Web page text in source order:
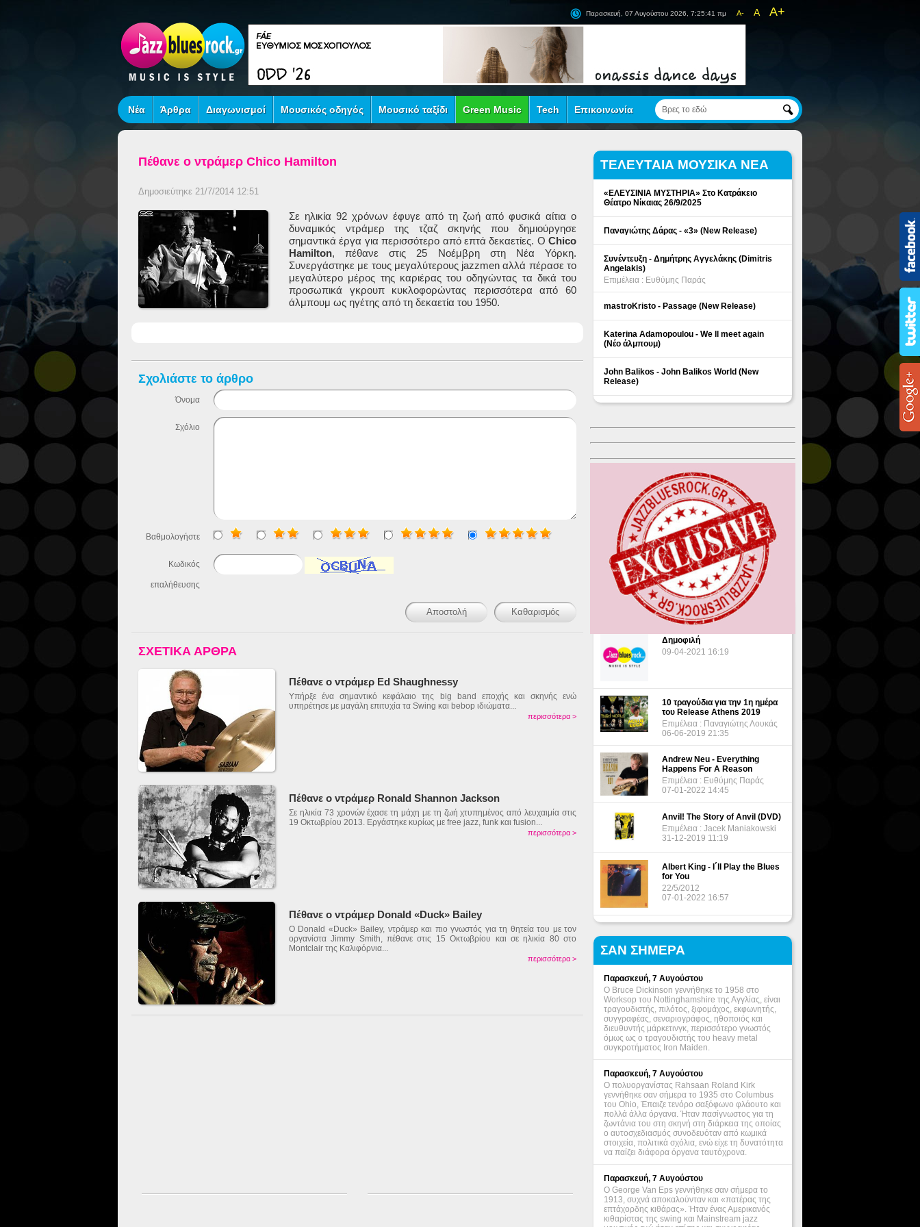
A- A A+
Παρασκευή, 07 Αυγούστου 2026, 7:25:41 πμ
Νέα Άρθρα Διαγωνισμοί Μουσικός οδηγός Μουσικό ταξίδι Green Music Tech Επικοινωνία
Πέθανε ο ντράμερ Chico Hamilton
Δημοσιεύτηκε 21/7/2014 12:51
Σε ηλικία 92 χρόνων έφυγε από τη ζωή από φυσικά αίτια ο
δυναμικός ντράμερ της τζαζ σκηνής που δημιούργησε
σημαντικά έργα για περισσότερο από επτά δεκαετίες. Ο Chico
Hamilton, πέθανε στις 25 Νοέμβρη στη Νέα Υόρκη.
Συνεργάστηκε με τους μεγαλύτερους jazzmen αλλά πέρασε το
μεγαλύτερο μέρος της καριέρας του οδηγώντας τα δικά του
προσωπικά γκρουπ κυκλοφορώντας περισσότερα από 60
άλμπουμ ως ηγέτης από τη δεκαετία του 1950.
Σχολιάστε το άρθρο
Όνομα
Σχόλιο
Βαθμολογήστε
Κωδικός
επαλήθευσης
ΣΧΕΤΙΚΑ ΑΡΘΡΑ
Πέθανε ο ντράμερ Ed Shaughnessy
Υπήρξε ένα σημαντικό κεφάλαιο της big band εποχής και σκηνής ενώ
υπηρέτησε με μαγάλη επιτυχία τα Swing και bebop ιδιώματα...
περισσότερα >
Πέθανε ο ντράμερ Ronald Shannon Jackson
Σε ηλικία 73 χρονών έχασε τη μάχη με τη ζωή χτυπημένος από λευχαιμία στις
19 Οκτωβρίου 2013. Εργάστηκε κυρίως με free jazz, funk και fusion...
περισσότερα >
Πέθανε ο ντράμερ Donald «Duck» Bailey
Ο Donald «Duck» Bailey, ντράμερ και πιο γνωστός για τη θητεία του με τον
οργανίστα Jimmy Smith, πέθανε στις 15 Οκτωβρίου και σε ηλικία 80 στο
Montclair της Καλιφόρνια...
περισσότερα >
ΤΕΛΕΥΤΑΙΑ ΜΟΥΣΙΚΑ ΝΕΑ
«ΕΛΕΥΣΙΝΙΑ ΜΥΣΤΗΡΙΑ» Στο Κατράκειο
Θέατρο Νίκαιας 26/9/2025
Παναγιώτης Δάρας - «3» (New Release)
Συνέντευξη - Δημήτρης Αγγελάκης (Dimitris
Angelakis)
Επιμέλεια : Ευθύμης Παράς
mastroKristo - Passage (New Release)
Katerina Adamopoulou - We ll meet again
(Νέο άλμπουμ)
John Balikos - John Balikos World (New
Release)
ΔΗΜΟΦΙΛΗ ΘΕΜΑΤΑ
Δημοφιλή
09-04-2021 16:19
10 τραγούδια για την 1η ημέρα
του Release Athens 2019
Επιμέλεια : Παναγιώτης Λουκάς
06-06-2019 21:35
Andrew Neu - Everything
Happens For A Reason
Επιμέλεια : Ευθύμης Παράς
07-01-2022 14:45
Anvil! The Story of Anvil (DVD)
Επιμέλεια : Jacek Maniakowski
31-12-2019 11:19
Albert King - I΄ll Play the Blues
for You
22/5/2012
07-01-2022 16:57
ΣΑΝ ΣΗΜΕΡΑ
Παρασκευή, 7 Αυγούστου
Ο Bruce Dickinson γεννήθηκε το 1958 στο
Worksop του Nottinghamshire της Αγγλίας, είναι
τραγουδιστής, πιλότος, ξιφομάχος, εκφωνητής,
συγγραφέας, σεναριογράφος, ηθοποιός και
διευθυντής μάρκετινγκ, περισσότερο γνωστός
όμως ως ο τραγουδιστής του heavy metal
συγκροτήματος Iron Maiden.
Παρασκευή, 7 Αυγούστου
Ο πολυοργανίστας Rahsaan Roland Kirk
γεννήθηκε σαν σήμερα το 1935 στο Columbus
του Ohio, Έπαιζε τενόρο σαξόφωνο φλάουτο και
πολλά άλλα όργανα. Ήταν πασίγνωστος για τη
ζωντάνια του στη σκηνή στη διάρκεια της οποίας
ο αυτοσχεδιασμός συνοδευόταν από κωμικά
στοιχεία, πολιτικά σχόλια, ενώ είχε τη δυνατότητα
να παίζει διάφορα όργανα ταυτόχρονα.
Παρασκευή, 7 Αυγούστου
Ο George Van Eps γεννήθηκε σαν σήμερα το
1913, συχνά αποκαλούνταν και «πατέρας της
επτάχορδης κιθάρας». Ήταν ένας Αμερικανός
κιθαρίστας της swing και Mainstream jazz